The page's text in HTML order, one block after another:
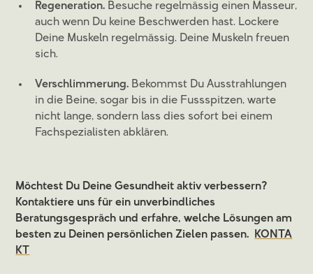
Regeneration.Besuche regelmässig einen Masseur,
auch wenn Du keine Beschwerden hast. Lockere
Deine Muskeln regelmässig. Deine Muskeln freuen
sich.
Verschlimmerung.Bekommst Du Ausstrahlungen
in die Beine, sogar bis in die Fussspitzen, warte
nicht lange, sondern lass dies sofort bei einem
Fachspezialisten abklären.
Möchtest Du Deine Gesundheit aktiv verbessern?
Kontaktiere uns für ein unverbindliches
Beratungsgespräch und erfahre, welche Lösungen am
besten zu Deinen persönlichen Zielen passen. KONTA
KT